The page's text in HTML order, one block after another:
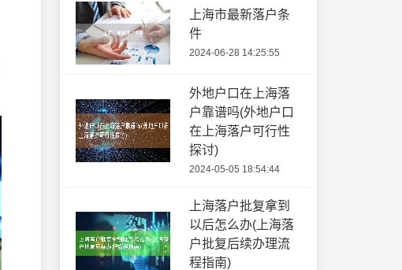
上海市最新落户条
件
2024-06-28 14:25:55
外地户口在上海落
户靠谱吗(外地户口
在上海落户可行性
探讨)
2024-05-05 18:54:44
上海落户批复拿到
以后怎么办(上海落
户批复后续办理流
程指南)